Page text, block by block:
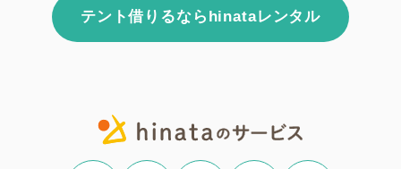
テント借りるならhinataレンタル